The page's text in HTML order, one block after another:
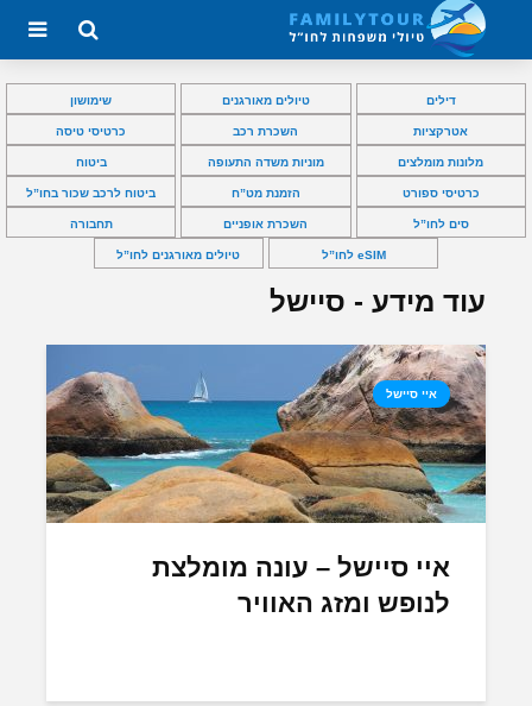
דילים טיולים מאורגנים שימושון
אטרקציות השכרת רכב כרטיסי טיסה
מלונות מומלצים מוניות משדה התעופה ביטוח
כרטיסי ספורט הזמנת מט”ח ביטוח לרכב שכור בחו”ל
סים לחו”ל השכרת אופניים תחבורה
eSIM לחו”ל טיולים מאורגנים לחו”ל
עוד מידע - סיישל
איי סיישל
איי סיישל – עונה מומלצת
לנופש ומזג האוויר